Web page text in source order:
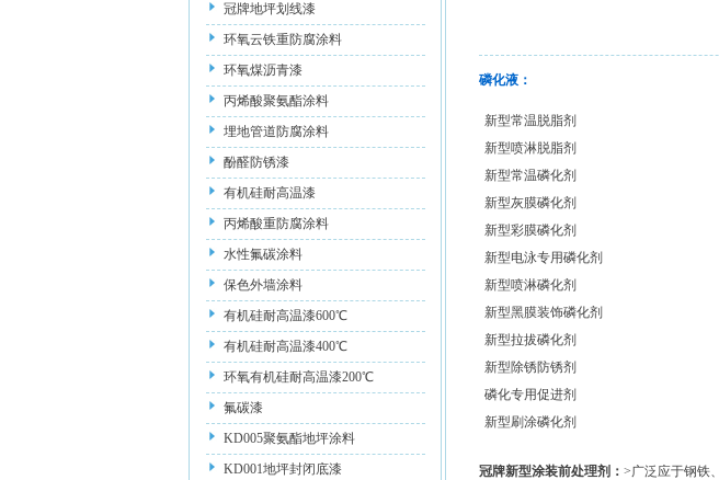
冠牌地坪划线漆
环氧云铁重防腐涂料
环氧煤沥青漆
丙烯酸聚氨酯涂料
埋地管道防腐涂料
酚醛防锈漆
有机硅耐高温漆
丙烯酸重防腐涂料
水性氟碳涂料
保色外墙涂料
有机硅耐高温漆600℃
有机硅耐高温漆400℃
环氧有机硅耐高温漆200℃
氟碳漆
KD005聚氨酯地坪涂料
KD001地坪封闭底漆
磷化液：
新型常温脱脂剂
新型喷淋脱脂剂
新型常温磷化剂
新型灰膜磷化剂
新型彩膜磷化剂
新型电泳专用磷化剂
新型喷淋磷化剂
新型黑膜装饰磷化剂
新型拉拔磷化剂
新型除锈防锈剂
磷化专用促进剂
新型刷涂磷化剂
冠牌新型涂装前处理剂： >广泛应于钢铁